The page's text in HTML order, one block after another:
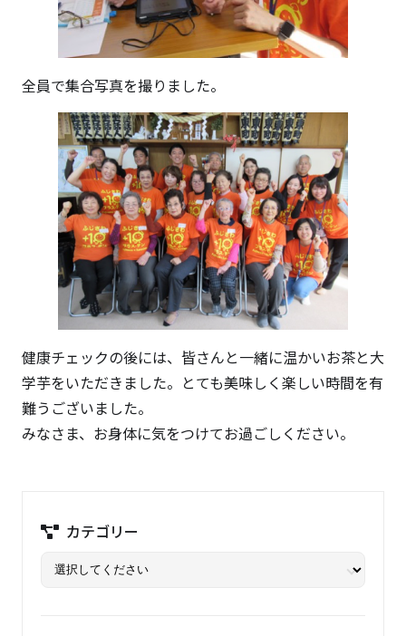
全員で集合写真を撮りました。
健康チェックの後には、皆さんと一緒に温かいお茶と大
学芋をいただきました。とても美味しく楽しい時間を有
難うございました。
みなさま、お身体に気をつけてお過ごしください。
カテゴリー